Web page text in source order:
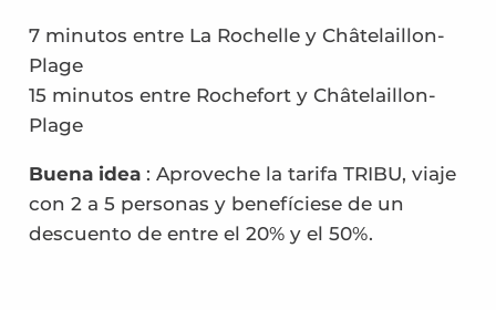
7 minutos entre La Rochelle y Châtelaillon-
Plage
15 minutos entre Rochefort y Châtelaillon-
Plage
Buena idea : Aproveche la tarifa TRIBU, viaje
con 2 a 5 personas y benefíciese de un
descuento de entre el 20% y el 50%.